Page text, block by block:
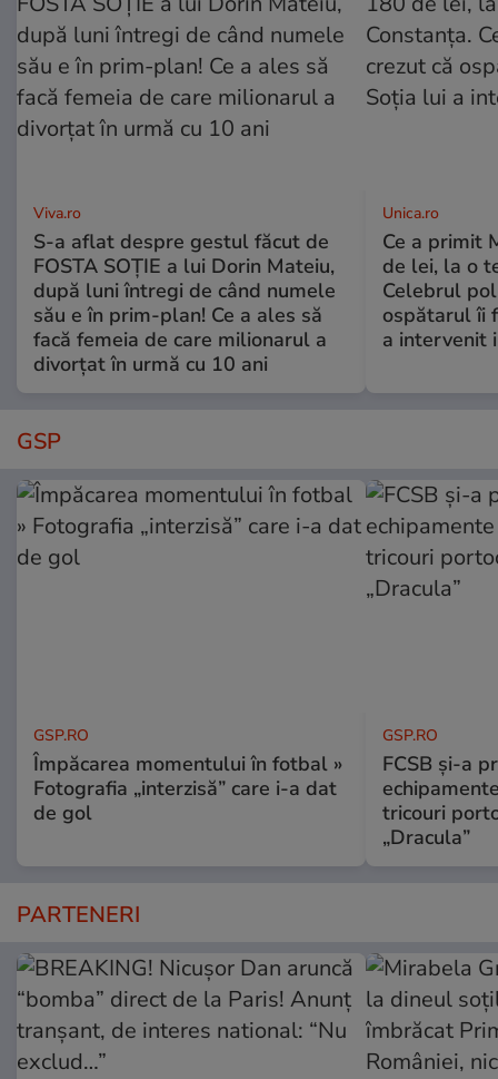
Viva.ro
S-a aflat despre gestul făcut de
FOSTA SOȚIE a lui Dorin Mateiu,
după luni întregi de când numele
său e în prim-plan! Ce a ales să
facă femeia de care milionarul a
divorțat în urmă cu 10 ani
Unica.ro
Ce a primit
de lei, la o
Celebrul
ospătarul îi
a intervenit
GSP
GSP.RO
Împăcarea momentului în fotbal »
Fotografia „interzisă” care i-a dat
de gol
GSP.RO
FCSB și-a
tricouri
„Dracula”
PARTENERI